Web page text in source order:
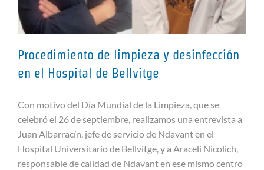
Procedimiento de limpieza y
desinfección en el Hospital de
Bellvitge
Procedimiento de limpieza y desinfección
en el Hospital de Bellvitge
Con motivo del Día Mundial de la Limpieza, que se
celebró el 26 de septiembre, realizamos una entrevista a
Juan Albarracín, jefe de servicio de Ndavant en el
Hospital Universitario de Bellvitge, y a Araceli Nicolich,
responsable de calidad de Ndavant en ese mismo centro